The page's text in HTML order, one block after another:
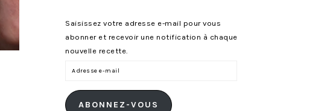
Saisissez votre adresse e-mail pour vous
abonner et recevoir une notification à chaque
nouvelle recette.
Adresse
mail
ABONNEZ-VOUS